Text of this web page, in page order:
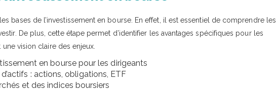
bases de l’investissement en bourse. En effet, il est essentiel de comprendre les
De plus, cette étape permet d’identifier les avantages spécifiques pour les
vision claire des enjeux.
en bourse pour les dirigeants
: actions, obligations, ETF
et des indices boursiers